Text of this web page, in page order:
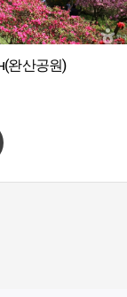
완산공원)